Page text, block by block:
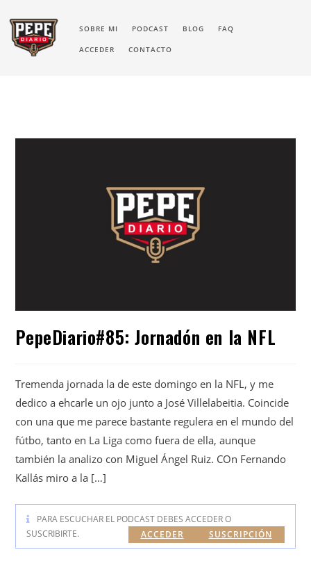
SOBRE MI PODCAST BLOG FAQ
ACCEDER CONTACTO
PepeDiario#85: Jornadón en la NFL
Tremenda jornada la de este domingo en la NFL, y me
dedico a ehcarle un ojo junto a José Villelabeitia. Coincide
con una que me parece bastante regulera en el mundo del
fútbo, tanto en La Liga como fuera de ella, aunque
también la analizo con Miguel Ángel Ruiz. COn Fernando
Kallás miro a la […]
PARA ESCUCHAR EL PODCAST DEBES ACCEDER O
SUSCRIBIRTE.
SUSCRIPCIÓN
ACCEDER